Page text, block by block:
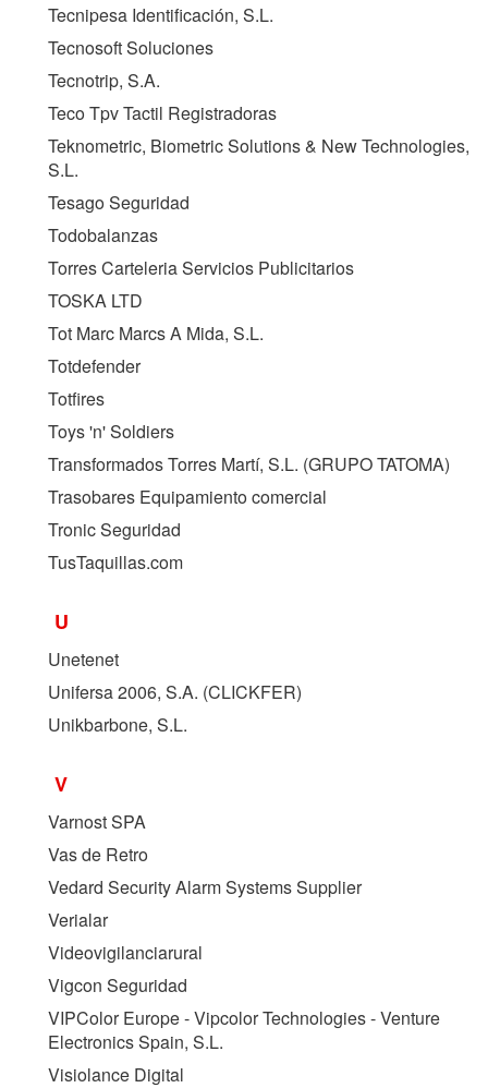
Tecnipesa Identificación, S.L.
Tecnosoft Soluciones
Tecnotrip, S.A.
Teco Tpv Tactil Registradoras
Teknometric, Biometric Solutions & New Technologies,
S.L.
Tesago Seguridad
Todobalanzas
Torres Carteleria Servicios Publicitarios
TOSKA LTD
Tot Marc Marcs A Mida, S.L.
Totdefender
Totfires
Toys 'n' Soldiers
Transformados Torres Martí, S.L. (GRUPO TATOMA)
Trasobares Equipamiento comercial
Tronic Seguridad
TusTaquillas.com
U
Unetenet
Unifersa 2006, S.A. (CLICKFER)
Unikbarbone, S.L.
V
Varnost SPA
Vas de Retro
Vedard Security Alarm Systems Supplier
Verialar
Videovigilanciarural
Vigcon Seguridad
VIPColor Europe - Vipcolor Technologies - Venture
Electronics Spain, S.L.
Visiolance Digital